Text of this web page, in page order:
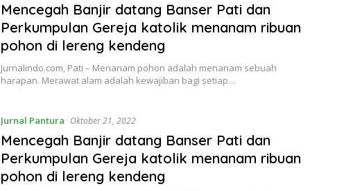
Mencegah Banjir datang Banser Pati dan
Perkumpulan Gereja katolik menanam ribuan
pohon di lereng kendeng
Jurnalindo.com, Pati – Menanam pohon adalah menanam sebuah
harapan. Merawat alam adalah kewajiban bagi setiap…
Jurnal Pantura Oktober 21, 2022
Mencegah Banjir datang Banser Pati dan
Perkumpulan Gereja katolik menanam ribuan
pohon di lereng kendeng